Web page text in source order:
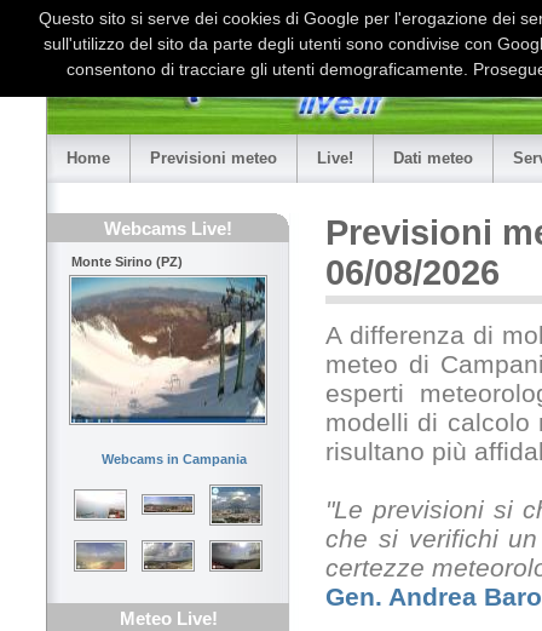
Home Previsioni meteo Live! Dati meteo
Webcams Live!
Monte Sirino (PZ)
Webcams in Campania
Meteo Live!
Previsioni
06/08/2026
A differenza di
meteo di
esperti
modelli di calcolo
risultano più
"Le previsioni si
che si verifichi
certezze
Gen. Andrea
Questo sito si serve dei cookies di Google per l'erogazione dei
sull'utilizzo del sito da parte degli utenti sono condivise con
consentono di tracciare gli utenti demograficamente.